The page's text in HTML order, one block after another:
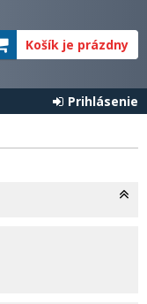
Košík je prázdny
Prihlásenie